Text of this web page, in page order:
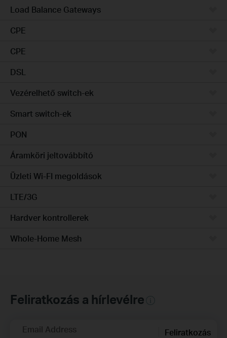
Load Balance Gateways
CPE
CPE
DSL
Vezérelhető switch-ek
Smart switch-ek
PON
Áramköri jeltovábbító
Üzleti Wi-FI megoldások
LTE/3G
Hardver kontrollerek
Whole-Home Mesh
Feliratkozás a hírlevélre
Email Address Feliratkozás